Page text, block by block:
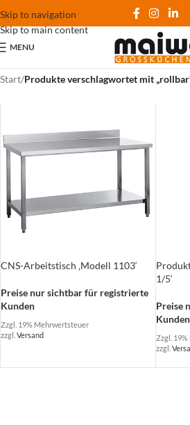
Skip to navigation
Skip to main content
MENU
Start/Produkte verschlagwortet mit
CNS-Arbeitstisch ‚Modell 1103‘
Preise nur sichtbar für registrierte
Kunden
Zzgl. 19% Mehrwertsteuer
zzgl. Versand
1/5‘
Preise
Kunden
Zzgl.
zzgl.